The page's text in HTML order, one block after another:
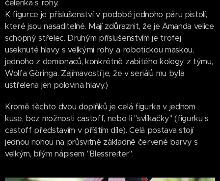
čelenka s rohy.
K figurce je příslušenství v podobě jednoho páru pistolí,
které jsou nasaditelné. Mají zdůraznit, že je Amanda velice
schopný střelec. Druhým příslušenstvím je trofej
useknuté hlavy s velkými rohy a robotickou maskou,
jednoho z demionaců, konkrétně zabitého kolegy z týmu,
Wolfa Göringa. Zajímavostí je, že v seriálů mu byla
ustřelena jen polovina hlavy.)
Kromě těchto dvou doplňků je celá figurka v jednom
kuse, bez možnosti castoff, nebo-li "svlíkačky" (figurku s
castoff představím v příštím díle). Celá postava stojí
jednou nohou na průsvitné základně červené barvy s
velkým, bílým nápisem "Blessreiter".